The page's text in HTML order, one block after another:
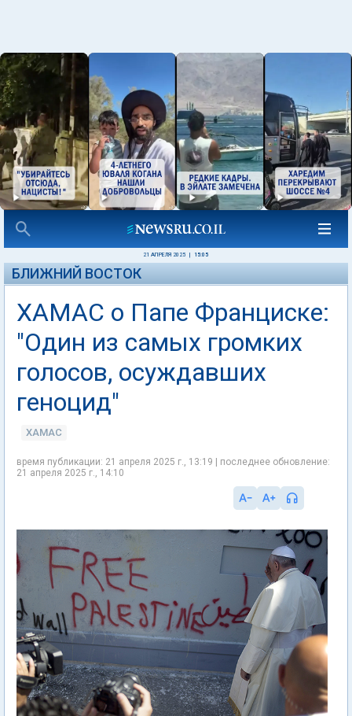
21 АПРЕЛЯ 2025 15:05
БЛИЖНИЙ ВОСТОК
ХАМАС о Папе Франциске:
"Один из самых громких
голосов, осуждавших
геноцид"
ХАМАС
время публикации: 21 апреля 2025 г., 13:19 | последнее обновление:
21 апреля 2025 г., 14:10